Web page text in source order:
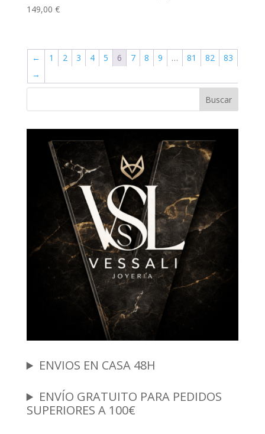
149,00 €
← 1 2 3 4 5 6 7 8 9 … 81 82
83
→
Buscar
ENVIOS EN CASA 48H
ENVÍO GRATUITO PARA PEDIDOS
SUPERIORES A 100€